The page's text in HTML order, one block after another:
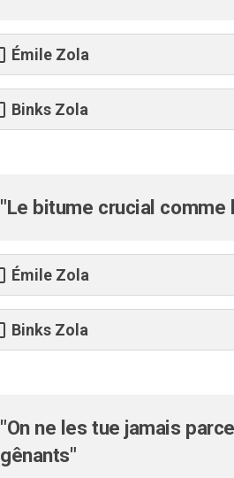
Émile Zola
Binks Zola
"Le bitume crucial comme
Émile Zola
Binks Zola
"On ne les tue jamais
gênants"